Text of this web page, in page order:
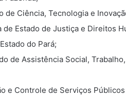
de Ciência, Tecnologia e
de Estado de Justiça e Direitos
do Pará;
de Assistência Social,
e Controle de Serviços